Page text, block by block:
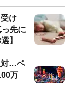
け
先に
】
対…ベ
万